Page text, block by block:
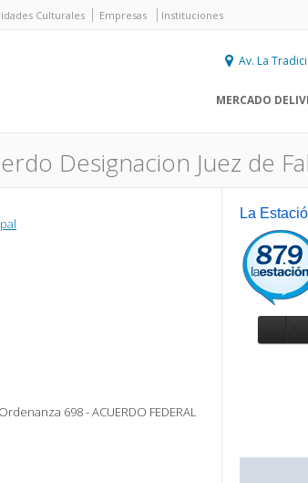
Culturales Empresas Instituciones
Av. La
MERCADO
Designacion Juez de
698 - ACUERDO FEDERAL
La